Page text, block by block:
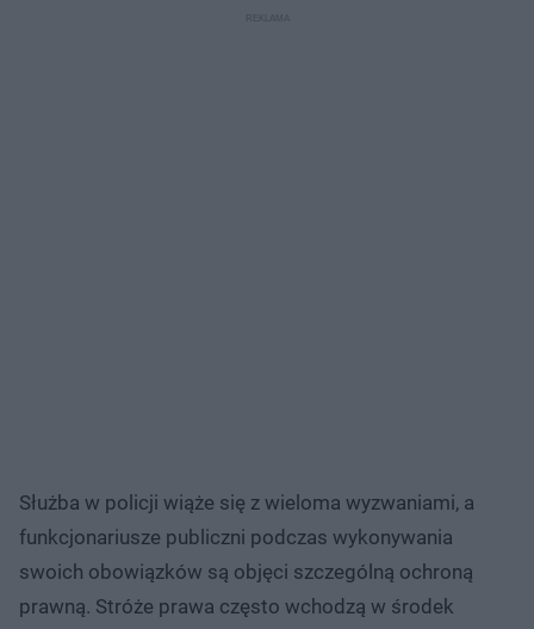
Służba w policji wiąże się z wieloma wyzwaniami, a
funkcjonariusze publiczni podczas wykonywania
swoich obowiązków są objęci szczególną ochroną
prawną. Stróże prawa często wchodzą w środek